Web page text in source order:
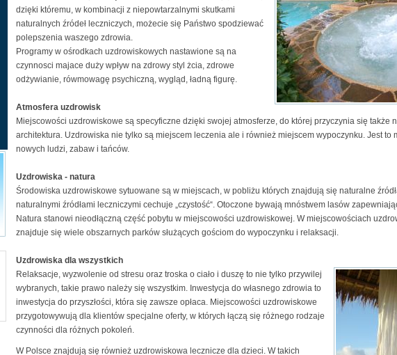
dzięki któremu, w kombinacji z niepowtarzalnymi skutkami
naturalnych źródeł leczniczych, możecie się Państwo spodziewać
polepszenia waszego zdrowia.
Programy w ośrodkach uzdrowiskowych nastawione są na
czynnosci majace duży wpływ na zdrowy styl żcia, zdrowe
odżywianie, rówmowagę psychiczną, wygląd, ładną figurę.
Atmosfera uzdrowisk
Miejscowości uzdrowiskowe są specyficzne dzięki swojej atmosferze, do której przyczynia się także
architektura. Uzdrowiska nie tylko są miejscem leczenia ale i również miejscem wypoczynku. Jest to
nowych ludzi, zabaw i tańców.
Uzdrowiska - natura
Środowiska uzdrowiskowe sytuowane są w miejscach, w pobliżu których znajdują się naturalne
naturalnymi źródłami leczniczymi cechuje „czystość“. Otoczone bywają mnóstwem lasów
Natura stanowi nieodłączną część pobytu w miejscowości uzdrowiskowej. W miejscowościach
znajduje się wiele obszarnych parków służących gościom do wypoczynku i relaksacji.
Uzdrowiska dla wszystkich
Relaksacje, wyzwolenie od stresu oraz troska o ciało i duszę to nie tylko przywilej
wybranych, takie prawo należy się wszystkim. Inwestycja do własnego zdrowia to
inwestycja do przyszłości, która się zawsze opłaca. Miejscowości uzdrowiskowe
przygotowywują dla klientów specjalne oferty, w których łączą się różnego rodzaje
czynności dla różnych pokoleń.
W Polsce znajdują się również uzdrowiskowa lecznicze dla dzieci. W takich